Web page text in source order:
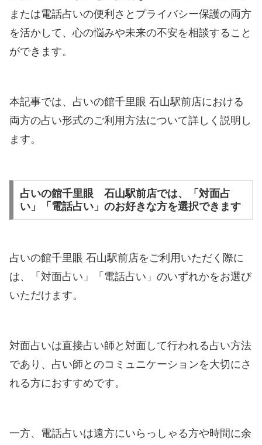
または電話占いの便利さとプライバシー保護の両方
を活かして、心の悩みや未来の不安を相談すること
ができます。
本記事では、占いの館千里眼 石山駅前店における
両方の占い形式のご利用方法について詳しく説明し
ます。
占いの館千里眼 石山駅前店では、「対面占
い」「電話占い」のお好きな方を選択できます
占いの館千里眼 石山駅前店をご利用いただく際に
は、「対面占い」「電話占い」のいずれかをお選び
いただけます。
対面占いは直接占い師と対面して行われる占い方法
であり、占い師とのコミュニケーションを大切にさ
れる方におすすめです。
一方、電話占いは遠方にいらっしゃる方や時間に余